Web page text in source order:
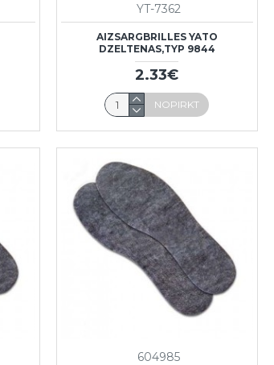
YT-7362
AIZSARGBRILLES YATO
DZELTENAS,TYP 9844
2.33€
NOPIRKT
604985